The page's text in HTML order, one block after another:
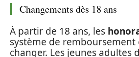
Changements dès 18 ans
À partir de 18 ans, les
système de remboursement
changer. Les jeunes adultes